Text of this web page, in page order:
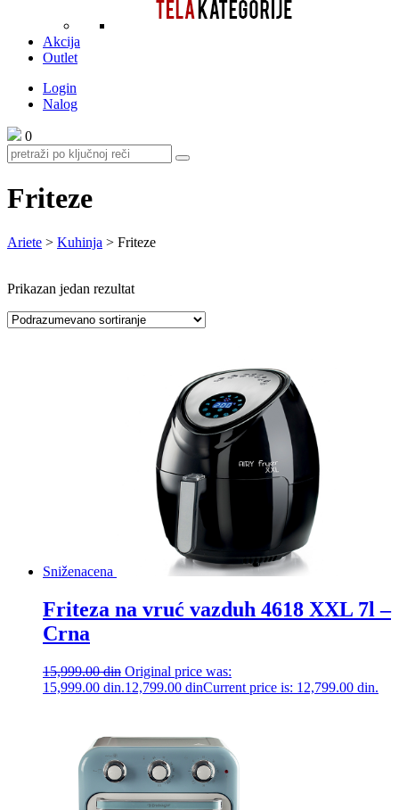
Akcija
Outlet
Login
Nalog
0
Friteze
Ariete > Kuhinja > Friteze
Prikazan jedan rezultat
Sniženacena
Friteza na vruć vazduh 4618 XXL 7l –
Crna
15,999.00din Original price was:
15,999.00 din.12,799.00 dinCurrent price is: 12,799.00 din.